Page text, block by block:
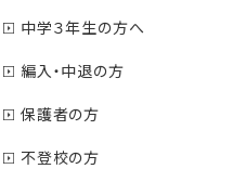
中学３年生の方へ
編入・中退の方
保護者の方
不登校の方